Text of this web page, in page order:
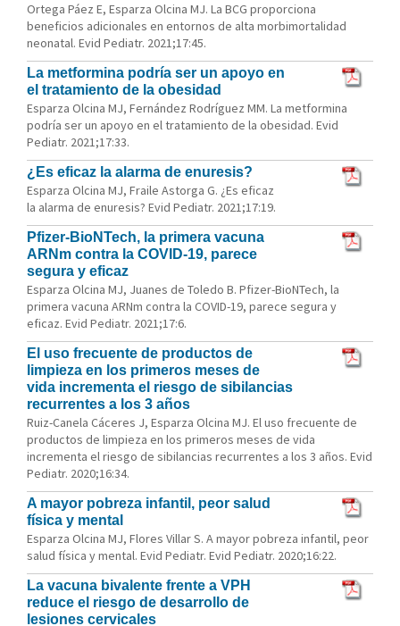
Ortega Páez E, Esparza Olcina MJ. La BCG proporciona
beneficios adicionales en entornos de alta morbimortalidad
neonatal. Evid Pediatr. 2021;17:45.
La metformina podría ser un apoyo en
el tratamiento de la obesidad
Esparza Olcina MJ, Fernández Rodríguez MM. La metformina
podría ser un apoyo en el tratamiento de la obesidad. Evid
Pediatr. 2021;17:33.
¿Es eficaz la alarma de enuresis?
Esparza Olcina MJ, Fraile Astorga G. ¿Es eficaz
la alarma de enuresis? Evid Pediatr. 2021;17:19.
Pfizer-BioNTech, la primera vacuna
ARNm contra la COVID-19, parece
segura y eficaz
Esparza Olcina MJ, Juanes de Toledo B. Pfizer-BioNTech, la
primera vacuna ARNm contra la COVID-19, parece segura y
eficaz. Evid Pediatr. 2021;17:6.
El uso frecuente de productos de
limpieza en los primeros meses de
vida incrementa el riesgo de sibilancias
recurrentes a los 3 años
Ruiz-Canela Cáceres J, Esparza Olcina MJ. El uso frecuente de
productos de limpieza en los primeros meses de vida
incrementa el riesgo de sibilancias recurrentes a los 3 años. Evid
Pediatr. 2020;16:34.
A mayor pobreza infantil, peor salud
física y mental
Esparza Olcina MJ, Flores Villar S. A mayor pobreza infantil, peor
salud física y mental. Evid Pediatr. Evid Pediatr. 2020;16:22.
La vacuna bivalente frente a VPH
reduce el riesgo de desarrollo de
lesiones cervicales